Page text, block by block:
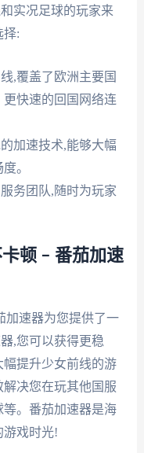
实况足球的玩家来
择:
,覆盖了欧洲主要国
快速的回国网络连
加速技术,能够大幅
。
务团队,随时为玩家
顿 – 番茄加速
加速器为您提供了一
,您可以获得更稳
提升少女前线的游
决您在玩其他国服
。番茄加速器是海
游戏时光!